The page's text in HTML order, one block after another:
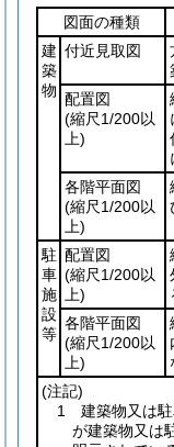
図面の種類
建
築
物
付近見取図
配置図
(縮尺1/200以
上)
各階平面図
(縮尺1/200以
上)
駐
車
施
設
等
配置図
(縮尺1/200以
上)
各階平面図
(縮尺1/200以
上)
(注記)
1 建築物又は駐
が建築物又は